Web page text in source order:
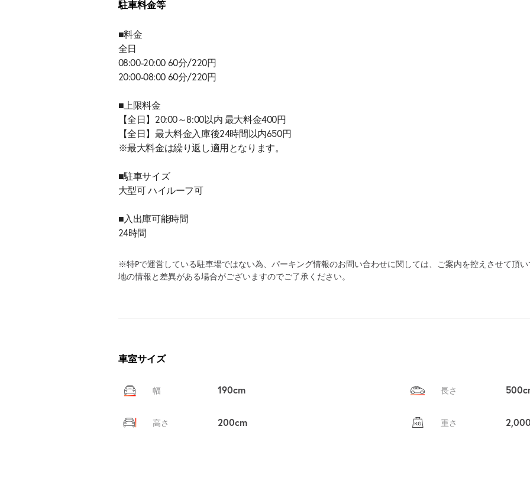
駐車料金等
■料金
全日
08:00-20:00 60分/220円
20:00-08:00 60分/220円
■上限料金
【全日】20:00～8:00以内 最大料金400円
【全日】最大料金入庫後24時間以内650円
※最大料金は繰り返し適用となります。
■駐車サイズ
大型可 ハイルーフ可
■入出庫可能時間
24時間
※特Pで運営している駐車場ではない為、パーキング情報のお問い合わせに関しては、ご案内を控えさせて頂
地の情報と差異がある場合がございますのでご了承ください。
車室サイズ
幅 190cm 長さ
高さ 200cm 重さ